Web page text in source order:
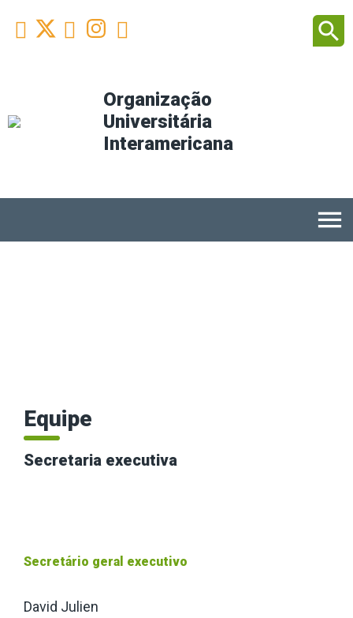
Organização
Universitária
Interamericana
 Facebook
 YoutubeInstagram
 search
menu
Equipe
Secretaria executiva
Secretário geral executivo
David Julien